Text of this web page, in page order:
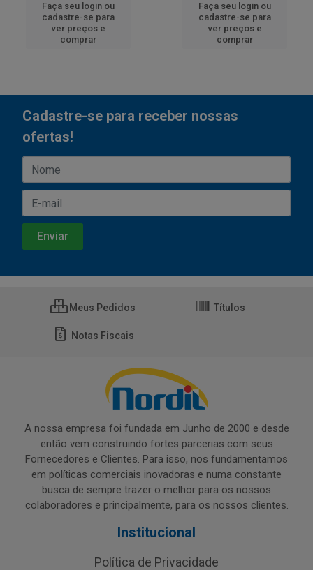
Faça seu login ou
cadastre-se para
ver preços e
comprar
Faça seu login ou
cadastre-se para
ver preços e
comprar
Cadastre-se para receber nossas
ofertas!
Meus Pedidos Títulos
Notas Fiscais
A nossa empresa foi fundada em Junho de 2000 e desde
então vem construindo fortes parcerias com seus
Fornecedores e Clientes. Para isso, nos fundamentamos
em políticas comerciais inovadoras e numa constante
busca de sempre trazer o melhor para os nossos
colaboradores e principalmente, para os nossos clientes.
Institucional
Política de Privacidade